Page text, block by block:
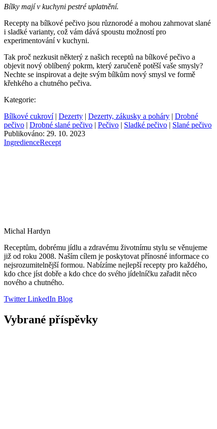
Bílky mají v kuchyni pestré uplatnění.
Recepty na bílkové pečivo jsou různorodé a mohou zahrnovat slané
i sladké varianty, což vám dává spoustu možností pro
experimentování v kuchyni.
Tak proč nezkusit některý z našich receptů na bílkové pečivo a
objevit nový oblíbený pokrm, který zaručeně potěší vaše smysly?
Nechte se inspirovat a dejte svým bílkům nový smysl ve formě
křehkého a chutného pečiva.
Kategorie:
Bílkové cukroví| Dezerty | Dezerty, zákusky a poháry | Drobné
pečivo | Drobné slané pečivo | Pečivo | Sladké pečivo | Slané pečivo
Publikováno: 29. 10. 2023
IngredienceRecept
Michal Hardyn
Receptům, dobrému jídlu a zdravému životnímu stylu se věnujeme
již od roku 2008. Naším cílem je poskytovat přínosné informace co
nejsrozumitelnější formou. Nabízíme nejlepší recepty pro každého,
kdo chce jíst dobře a kdo chce do svého jídelníčku zařadit něco
nového a chutného.
TwitterLinkedIn Blog
Vybrané příspěvky